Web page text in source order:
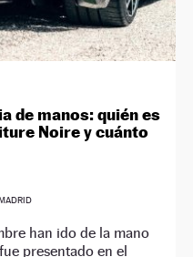
de manos: quién es
Noire y cuánto
han ido de la mano
presentado en el